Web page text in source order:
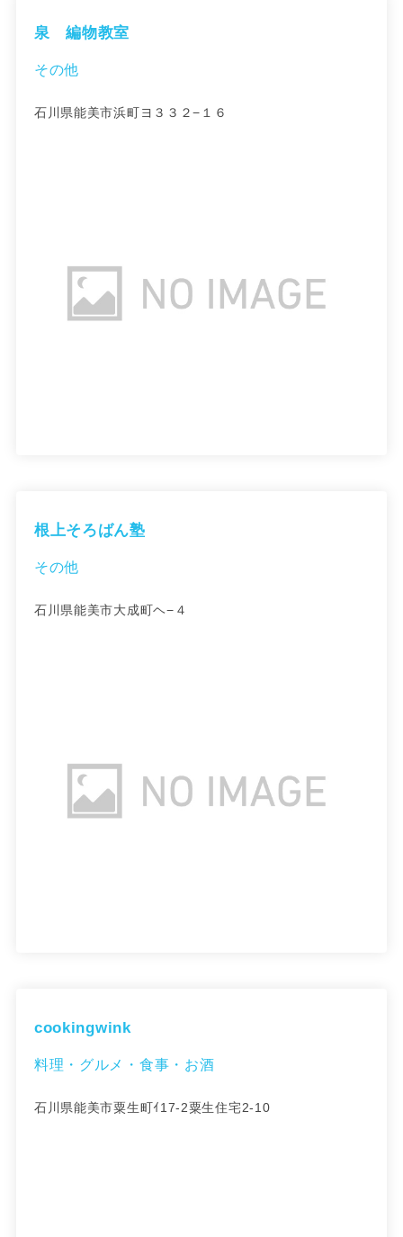
泉 編物教室
その他
石川県能美市浜町ヨ３３２−１６
根上そろばん塾
その他
石川県能美市大成町ヘ−４
cookingwink
料理・グルメ・食事・お酒
石川県能美市粟生町ｲ17-2粟生住宅2-10